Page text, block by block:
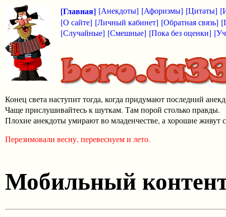
[Главная] [Анекдоты] [Афоризмы] [Цитаты]
[О сайте] [Личный кабинет] [Обратная связь]
[Случайные] [Смешные] [Пока без оценки]
Конец света наступит тогда, когда придумают последний
Чаще прислушивайтесь к шуткам. Там порой столько правды.
Плохие анекдоты умирают во младенчестве, а хорошие живут
Перезимовали весну, перевеснуем и лето.
Мобильный